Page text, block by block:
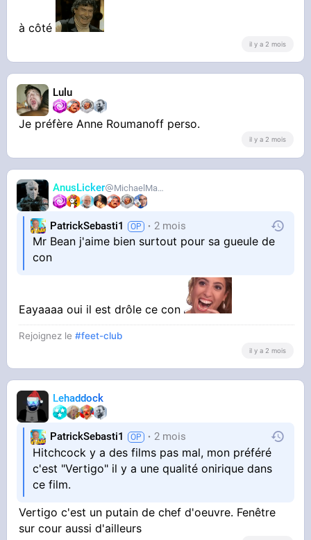
à côté
il y a 2 mois
Lulu
Je préfère Anne Roumanoff perso.
il y a 2 mois
AnusLicker MichaelMann
PatrickSebasti1 2 mois
Mr Bean j'aime bien surtout pour sa gueule de
con
Eayaaaa oui il est drôle ce con
Rejoignez le#feet-club
il y a 2 mois
Lehaddock
PatrickSebasti1 2 mois
Hitchcock y a des films pas mal, mon préféré
c'est "Vertigo" il y a une qualité onirique dans
ce film.
Vertigo c'est un putain de chef d'oeuvre. Fenêtre
sur cour aussi d'ailleurs